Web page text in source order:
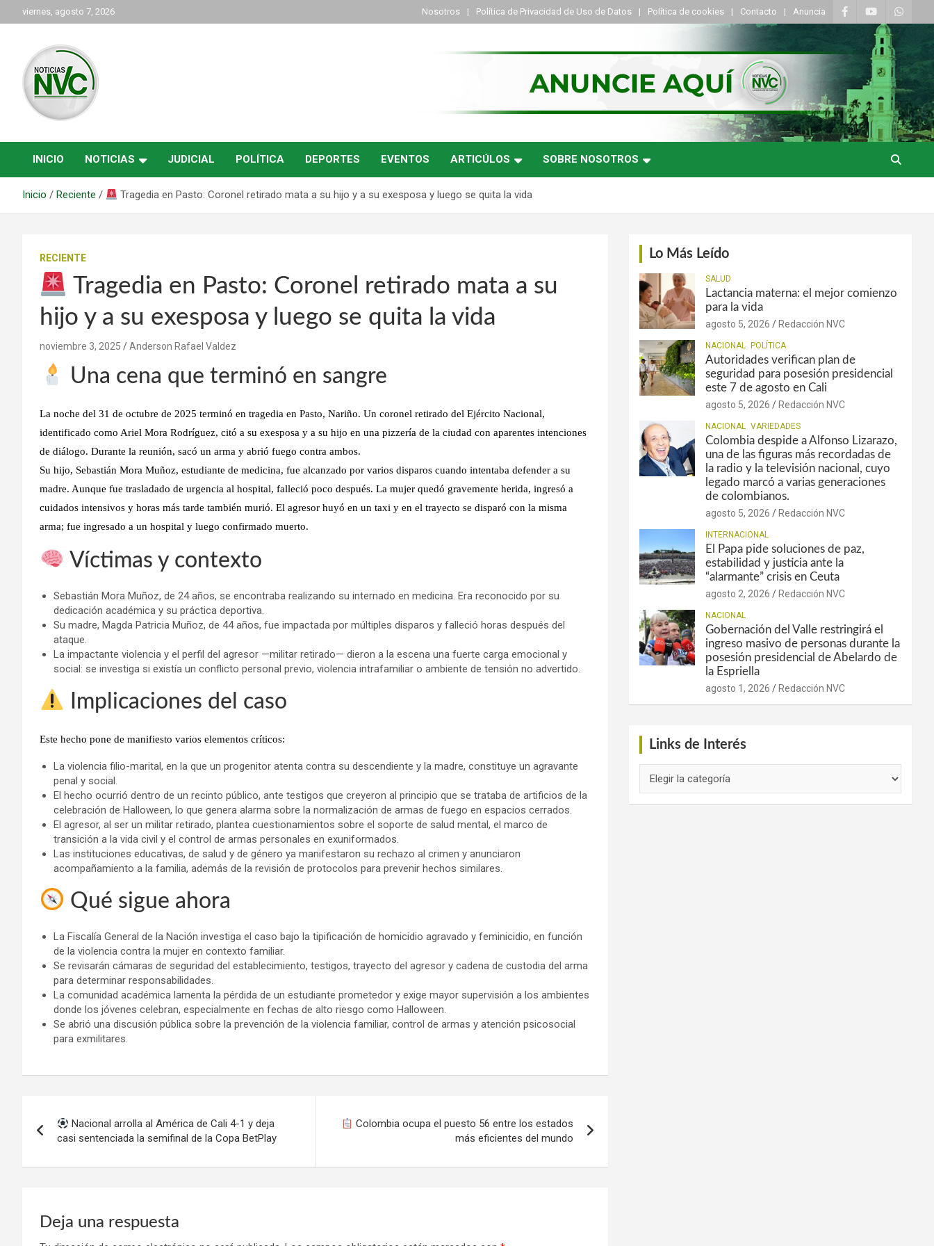
al
viernes, agosto 7, 2026 Nosotros Política de Privacidad de Uso de Datos Política de cookies Contacto Anuncia
NVC Noticias
INICIO NOTICIAS JUDICIAL POLÍTICA DEPORTES EVENTOS ARTICÚLOS SOBRE NOSOTROS
Inicio Reciente Tragedia en Pasto: Coronel retirado mata a su hijo y a su exesposa y luego se quita la vida
RECIENTE
Tragedia en Pasto: Coronel retirado mata a su
hijo y a su exesposa y luego se quita la vida
noviembre 3, 2025 Anderson Rafael Valdez
Una cena que terminó en sangre
La noche del 31 de octubre de 2025 terminó en tragedia en Pasto, Nariño. Un coronel retirado del Ejército Nacional,
identificado como Ariel Mora Rodríguez, citó a su exesposa y a su hijo en una pizzería de la ciudad con aparentes intenciones
de diálogo. Durante la reunión, sacó un arma y abrió fuego contra ambos.
Su hijo, Sebastián Mora Muñoz, estudiante de medicina, fue alcanzado por varios disparos cuando intentaba defender a su
madre. Aunque fue trasladado de urgencia al hospital, falleció poco después. La mujer quedó gravemente herida, ingresó a
cuidados intensivos y horas más tarde también murió. El agresor huyó en un taxi y en el trayecto se disparó con la misma
arma; fue ingresado a un hospital y luego confirmado muerto.
Víctimas y contexto
Sebastián Mora Muñoz, de 24 años, se encontraba realizando su internado en medicina. Era reconocido por su
dedicación académica y su práctica deportiva.
Su madre, Magda Patricia Muñoz, de 44 años, fue impactada por múltiples disparos y falleció horas después del
ataque.
La impactante violencia y el perfil del agresor —militar retirado— dieron a la escena una fuerte carga emocional y
social: se investiga si existía un conflicto personal previo, violencia intrafamiliar o ambiente de tensión no advertido.
Implicaciones del caso
Este hecho pone de manifiesto varios elementos críticos:
La violencia filio-marital, en la que un progenitor atenta contra su descendiente y la madre, constituye un agravante
penal y social.
El hecho ocurrió dentro de un recinto público, ante testigos que creyeron al principio que se trataba de artificios de la
celebración de Halloween, lo que genera alarma sobre la normalización de armas de fuego en espacios cerrados.
El agresor, al ser un militar retirado, plantea cuestionamientos sobre el soporte de salud mental, el marco de
transición a la vida civil y el control de armas personales en exuniformados.
Las instituciones educativas, de salud y de género ya manifestaron su rechazo al crimen y anunciaron
acompañamiento a la familia, además de la revisión de protocolos para prevenir hechos similares.
Qué sigue ahora
La Fiscalía General de la Nación investiga el caso bajo la tipificación de homicidio agravado y feminicidio, en función
de la violencia contra la mujer en contexto familiar.
Se revisarán cámaras de seguridad del establecimiento, testigos, trayecto del agresor y cadena de custodia del arma
para determinar responsabilidades.
La comunidad académica lamenta la pérdida de un estudiante prometedor y exige mayor supervisión a los ambientes
donde los jóvenes celebran, especialmente en fechas de alto riesgo como Halloween.
Se abrió una discusión pública sobre la prevención de la violencia familiar, control de armas y atención psicosocial
para exmilitares.
de
entradas
Nacional arrolla al América de Cali 4-1 y deja
casi sentenciada la semifinal de la Copa BetPlay
Colombia ocupa el puesto 56 entre los estados
más eficientes del mundo
Deja una respuesta
Lo Más Leído
SALUD
Lactancia materna: el mejor comienzo
para la vida
agosto 5, 2026 Redacción NVC
NACIONAL POLÍTICA
Autoridades verifican plan de
seguridad para posesión presidencial
este 7 de agosto en Cali
agosto 5, 2026 Redacción NVC
NACIONAL VARIEDADES
Colombia despide a Alfonso Lizarazo,
una de las figuras más recordadas de
la radio y la televisión nacional, cuyo
legado marcó a varias generaciones
de colombianos.
agosto 5, 2026 Redacción NVC
INTERNACIONAL
El Papa pide soluciones de paz,
estabilidad y justicia ante la
“alarmante” crisis en Ceuta
agosto 2, 2026 Redacción NVC
NACIONAL
Gobernación del Valle restringirá el
ingreso masivo de personas durante la
posesión presidencial de Abelardo de
la Espriella
agosto 1, 2026 Redacción NVC
Links de Interés
de